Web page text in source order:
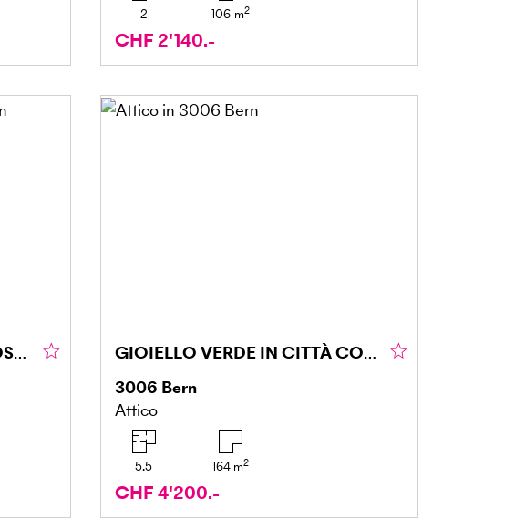
2 106 m2
CHF 2'140.-
INONDATO DI LUCE, SPAZIOSO E MODERNO
GIOIELLO VERDE IN CITTÀ CON STUDIO SEPARATO
3006 Bern
Attico
5.5 164 m2
CHF 4'200.-